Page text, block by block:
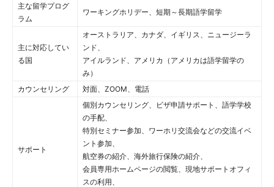
主な留学プログ
ラム
ワーキングホリデー、短期～長期語学留学
主に対応してい
る国
オーストラリア、カナダ、イギリス、ニュージーラ
ンド、
アイルランド、アメリカ（アメリカは語学留学の
み）
カウンセリング
対面、ZOOM、電話
サポート
個別カウンセリング、ビザ申請サポート、語学学校
の手配、
特別セミナー参加、ワーホリ交流会などの交流イベ
ント参加、
航空券の紹介、海外旅行保険の紹介、
会員専用ホームページの閲覧、現地サポートオフィ
スの利用、